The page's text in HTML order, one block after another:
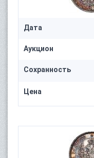
Дата
Аукцион
Сохранность
Цена